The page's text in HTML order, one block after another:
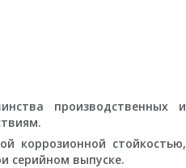
производственных и
коррозионной стойкостью,
серийном выпуске.